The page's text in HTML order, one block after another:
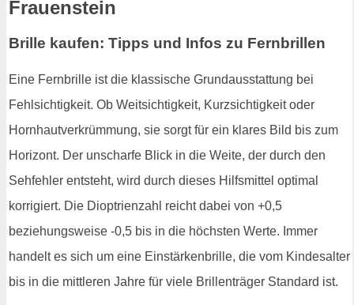
Frauenstein
Brille kaufen: Tipps und Infos zu Fernbrillen
Eine Fernbrille ist die klassische Grundausstattung bei
Fehlsichtigkeit. Ob Weitsichtigkeit, Kurzsichtigkeit oder
Hornhautverkrümmung, sie sorgt für ein klares Bild bis zum
Horizont. Der unscharfe Blick in die Weite, der durch den
Sehfehler entsteht, wird durch dieses Hilfsmittel optimal
korrigiert. Die Dioptrienzahl reicht dabei von +0,5
beziehungsweise -0,5 bis in die höchsten Werte. Immer
handelt es sich um eine Einstärkenbrille, die vom Kindesalter
bis in die mittleren Jahre für viele Brillenträger Standard ist.